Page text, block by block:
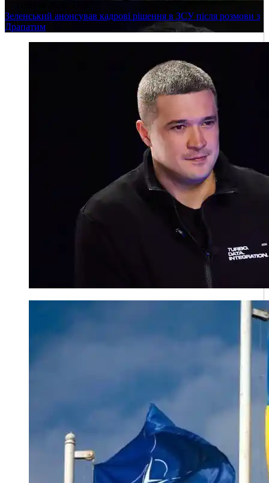
Зеленський анонсував кадрові рішення в ЗСУ після розмови з
Драпатим